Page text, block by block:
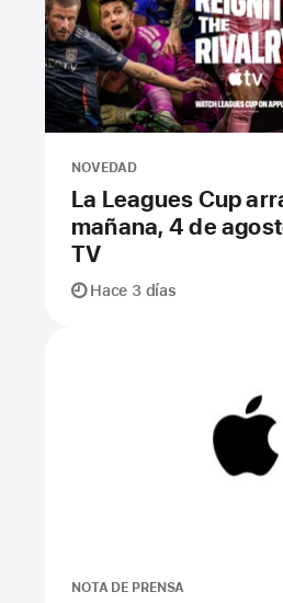
NOVEDAD
La Leagues Cup
mañana, 4 de
TV
Hace 3 días
NOTA DE PRENSA